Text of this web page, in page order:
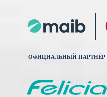
ОФИЦИАЛЬНЫЙ ПАРТНЁР